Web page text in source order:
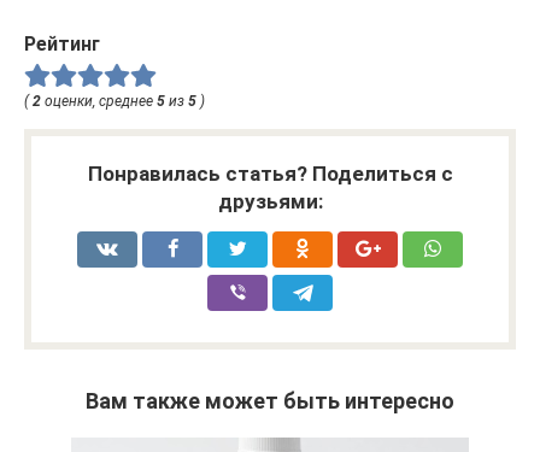
Рейтинг
(2 оценки, среднее 5 из 5 )
Понравилась статья? Поделиться с
друзьями:
Вам также может быть интересно